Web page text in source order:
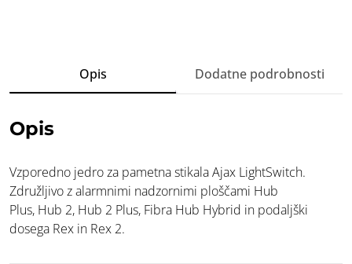
Opis Dodatne podrobnosti
Opis
Vzporedno jedro za pametna stikala Ajax LightSwitch.
Združljivo z alarmnimi nadzornimi ploščami Hub
Plus, Hub 2, Hub 2 Plus, Fibra Hub Hybrid in podaljški
dosega Rex in Rex 2.